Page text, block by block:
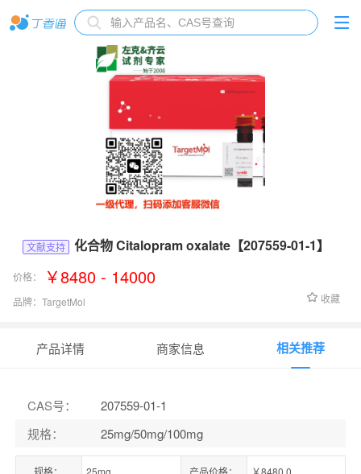
文献支持 化合物 Citalopram oxalate【207559-01-1】
价格： ￥8480 - 14000
品牌： TargetMol 收藏
产品详情 商家信息 相关推荐
CAS号：
207559-01-1
规格： 25mg/50mg/100mg
规格： 25mg 产品价格： ￥8480.0